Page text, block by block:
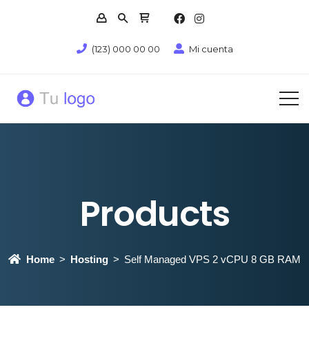
(123) 000 00 00 Mi cuenta
Products
Home Hosting Self Managed VPS 2 vCPU 8 GB RAM